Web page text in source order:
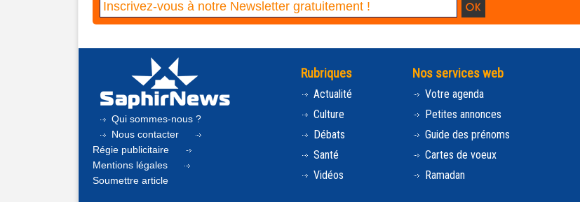
Qui sommes-nous ?
Nous contacter
Régie publicitaire
Mentions légales
Soumettre article
Rubriques
Actualité
Culture
Débats
Santé
Vidéos
Nos services web
Votre agenda
Petites annonces
Guide des prénoms
Cartes de voeux
Ramadan